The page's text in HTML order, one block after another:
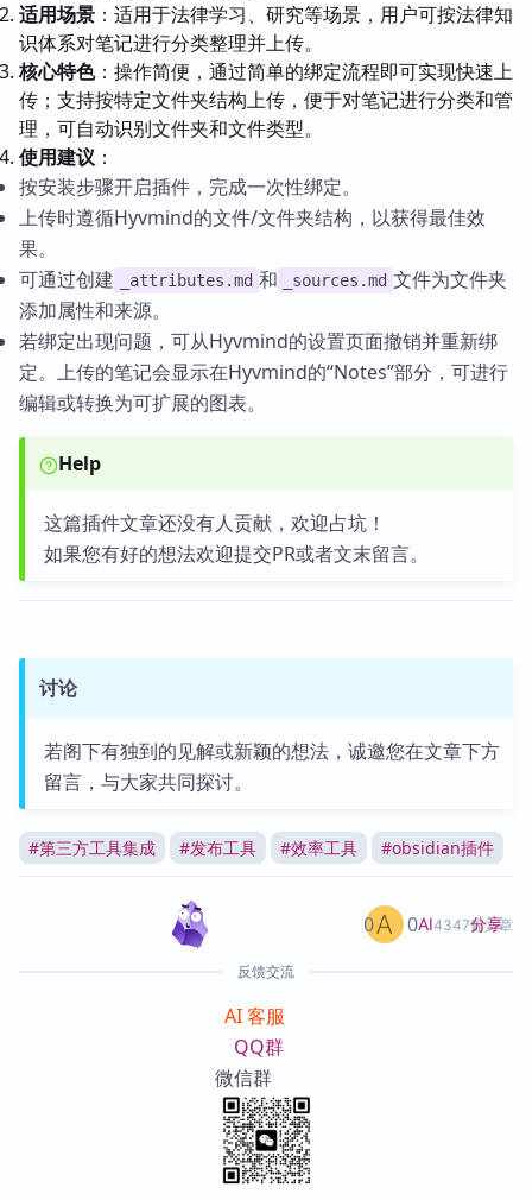
适用场景 ：适用于法律学习、研究等场景，用户可按法律知
识体系对笔记进行分类整理并上传。
核心特色：操作简便，通过简单的绑定流程即可实现快速上
传；支持按特定文件夹结构上传，便于对笔记进行分类和管
理，可自动识别文件夹和文件类型。
使用建议 ：
按安装步骤开启插件，完成一次性绑定。
上传时遵循Hyvmind的文件/文件夹结构，以获得最佳效
果。
可通过创建
_attributes.md 和 _sources.md 文件为文件夹
添加属性和来源。
若绑定出现问题，可从Hyvmind的设置页面撤销并重新绑
定。上传的笔记会显示在Hyvmind的“Notes”部分，可进行
编辑或转换为可扩展的图表。
Help
这篇插件文章还没有人贡献，欢迎占坑！
如果您有好的想法欢迎提交PR或者文末留言。
讨论
若阁下有独到的见解或新颖的想法，诚邀您在文章下方
留言，与大家共同探讨。
#第三方工具集成 #发布工具 #效率工具 #obsidian插件
AI4347篇文章
0 0 分享
反馈交流
AI 客服
QQ群
微信群